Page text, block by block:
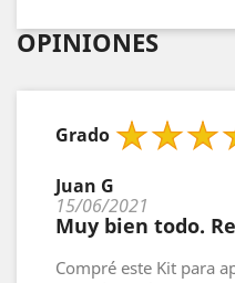
OPINIONES
Grado
Juan G
15/06/2021
Muy bien todo.
Compré este Kit para